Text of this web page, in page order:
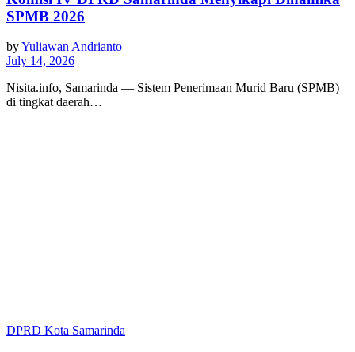
SPMB 2026
byYuliawan Andrianto
July 14, 2026
Nisita.info, Samarinda — Sistem Penerimaan Murid Baru (SPMB)
di tingkat daerah…
DPRD Kota Samarinda